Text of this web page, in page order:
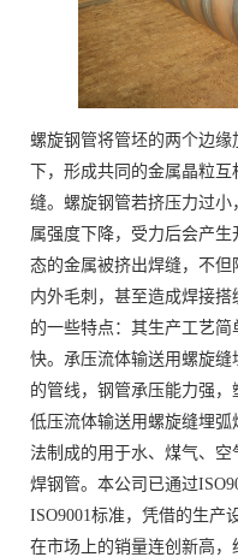
螺旋钢管将管坯的两个边
下，形成共同的金属晶粒
缝。螺旋钢管若挤压力过
属强度下降，受力后会产
态的金属被挤出焊缝，不
内外毛刺，甚至造成焊接
的一些特点：其生产工艺
快。承压流体输送用螺旋
的管线，钢管承压能力强
低压流体输送用螺旋缝埋
法制成的用于水、煤气、
焊钢管。本公司已通过
ISO9001标准，凭借的生产
在市场上的销量连创新高，